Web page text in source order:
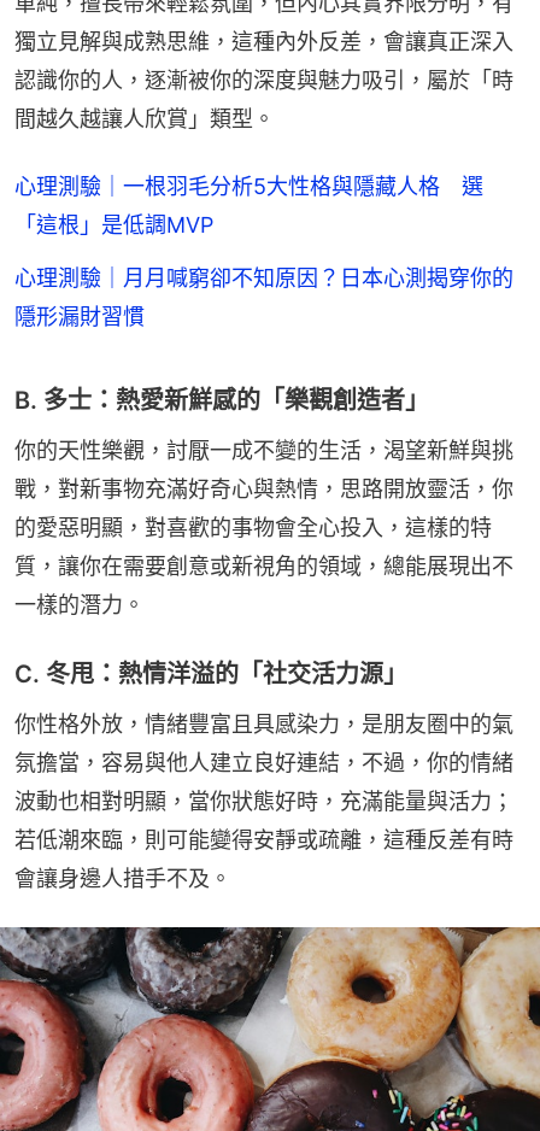
獨立見解與成熟思維，這種內外反差，會讓真正深入
認識你的人，逐漸被你的深度與魅力吸引，屬於「時
間越久越讓人欣賞」類型。
心理測驗｜一根羽毛分析5大性格與隱藏人格 選
「這根」是低調MVP
心理測驗｜月月喊窮卻不知原因？日本心測揭穿你的
隱形漏財習慣
B. 多士：熱愛新鮮感的「樂觀創造者」
你的天性樂觀，討厭一成不變的生活，渴望新鮮與挑
戰，對新事物充滿好奇心與熱情，思路開放靈活，你
的愛惡明顯，對喜歡的事物會全心投入，這樣的特
質，讓你在需要創意或新視角的領域，總能展現出不
一樣的潛力。
C. 冬甩：熱情洋溢的「社交活力源」
你性格外放，情緒豐富且具感染力，是朋友圈中的氣
氛擔當，容易與他人建立良好連結，不過，你的情緒
波動也相對明顯，當你狀態好時，充滿能量與活力；
若低潮來臨，則可能變得安靜或疏離，這種反差有時
會讓身邊人措手不及。